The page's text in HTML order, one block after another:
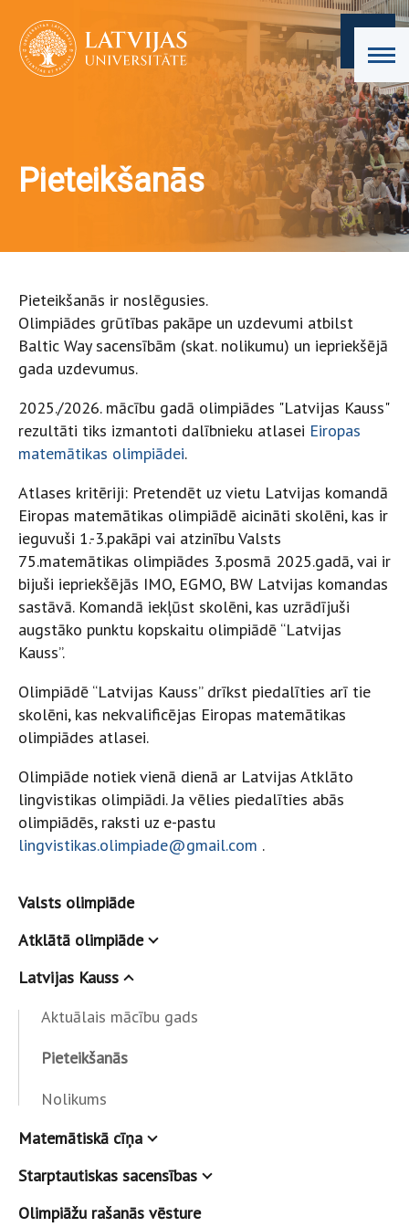
Pieteikšanās
Pieteikšanās ir noslēgusies.
Olimpiādes grūtības pakāpe un uzdevumi atbilst
Baltic Way sacensībām (skat. nolikumu) un iepriekšējā
gada uzdevumus.
2025./2026. mācību gadā olimpiādes "Latvijas Kauss"
rezultāti tiks izmantoti dalībnieku atlasei Eiropas
matemātikas olimpiādei.
Atlases kritēriji: Pretendēt uz vietu Latvijas komandā
Eiropas matemātikas olimpiādē aicināti skolēni, kas ir
ieguvuši 1.-3.pakāpi vai atzinību Valsts
75.matemātikas olimpiādes 3.posmā 2025.gadā, vai ir
bijuši iepriekšējās IMO, EGMO, BW Latvijas komandas
sastāvā. Komandā iekļūst skolēni, kas uzrādījuši
augstāko punktu kopskaitu olimpiādē “Latvijas
Kauss”.
Olimpiādē “Latvijas Kauss” drīkst piedalīties arī tie
skolēni, kas nekvalificējas Eiropas matemātikas
olimpiādes atlasei.
Olimpiāde notiek vienā dienā ar Latvijas Atklāto
lingvistikas olimpiādi. Ja vēlies piedalīties abās
olimpiādēs, raksti uz e-pastu
lingvistikas.olimpiade@gmail.com .
Valsts olimpiāde
Atklātā olimpiāde
Latvijas Kauss
Aktuālais mācību gads
Pieteikšanās
Nolikums
Matemātiskā cīņa
Starptautiskas sacensības
Olimpiāžu rašanās vēsture